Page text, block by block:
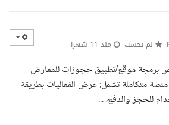
لم يحسب منذ 11 شهرا
موقع/تطبيق حجوزات للمعارض
متكاملة تشمل: عرض الفعاليات بطريقة
للحجز والدفع، ...